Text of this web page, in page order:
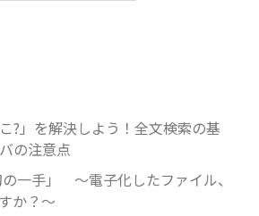
?」を解決しよう！全文検索の基
の注意点
一手」 ～電子化したファイル、
か？～